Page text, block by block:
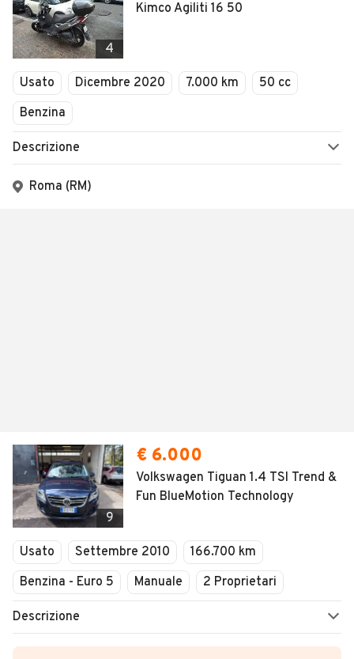
4
Kimco Agiliti 16 50
Usato Dicembre 2020 7.000 km
50 cc
Benzina
Descrizione
Roma (RM)
9
€ 6.000
Volkswagen Tiguan 1.4 TSI Trend &
Fun BlueMotion Technology
Usato Settembre 2010
166.700 km
Benzina - Euro 5
Manuale 2 Proprietari
Descrizione